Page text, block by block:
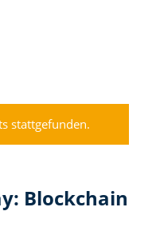
stattgefunden.
Blockchain